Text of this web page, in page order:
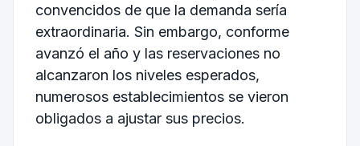
convencidos de que la demanda sería
extraordinaria. Sin embargo, conforme
avanzó el año y las reservaciones no
alcanzaron los niveles esperados,
numerosos establecimientos se vieron
obligados a ajustar sus precios.